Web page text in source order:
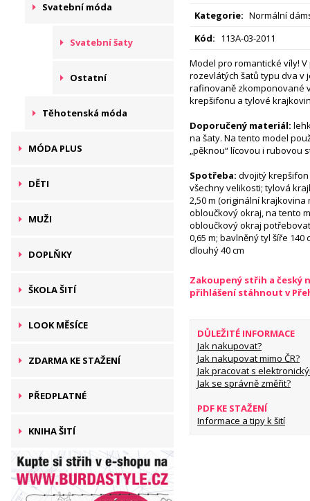
Svatební móda
Svatební šaty
Ostatní
Těhotenská móda
MÓDA PLUS
DĚTI
MUŽI
DOPLŇKY
ŠKOLA ŠITÍ
LOOK MĚSÍCE
ZDARMA KE STAŽENÍ
PŘEDPLATNÉ
KNIHA ŠITÍ
Kategorie: Normální
Kód: 113A-03-2011
Model pro romantické víly!
rozevlátých šatů typu dva v
rafinovaně zkomponované
krepšifonu a tylové
Doporučený materiál:
na šaty. Na tento model
„pěknou“ lícovou i rubovou
Spotřeba: dvojitý krepšifon
všechny velikosti; tylová
2,50 m (originální
obloučkový okraj, na tento
obloučkový okraj
0,65 m; bavlněný tyl šíře 140
dlouhý 40 cm
Zakoupený střih a český
přihlášení stáhnout v
DŮLEŽITÉ INFORMACE
Jak nakupovat?
Jak nakupovat mimo ČR?
Jak pracovat s
Jak se správně změřit?
PDF KE STAŽENÍ
Informace a tipy k šití